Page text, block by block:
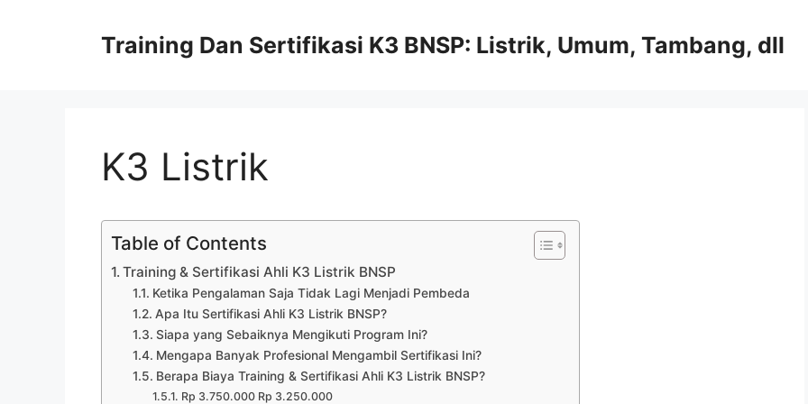
Training Dan Sertifikasi K3 BNSP: Listrik, Umum, Tambang, dll
K3 Listrik
Table of Contents
Training & Sertifikasi Ahli K3 Listrik BNSP
Ketika Pengalaman Saja Tidak Lagi Menjadi Pembeda
Apa Itu Sertifikasi Ahli K3 Listrik BNSP?
Siapa yang Sebaiknya Mengikuti Program Ini?
Mengapa Banyak Profesional Mengambil Sertifikasi Ini?
Berapa Biaya Training & Sertifikasi Ahli K3 Listrik BNSP?
Rp 3.750.000 Rp 3.250.000